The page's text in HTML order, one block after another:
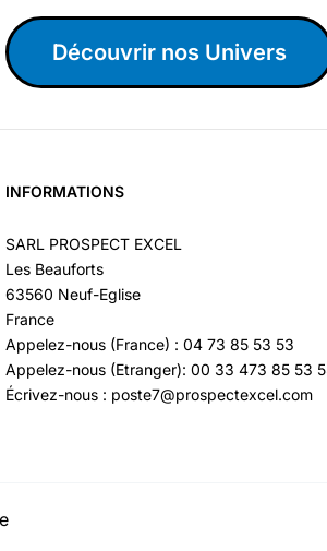
Découvrir nos Univers
INFORMATIONS
SARL PROSPECT EXCEL
Les Beauforts
63560 Neuf-Eglise
France
Appelez-nous (France) : 04 73 85 53 53
Appelez-nous (Etranger): 00 33 473 85 53
Écrivez-nous : poste7@prospectexcel.com